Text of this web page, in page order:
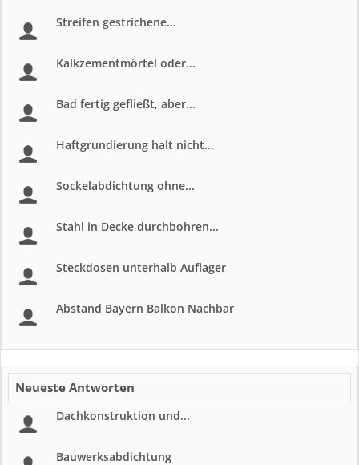
Streifen gestrichene...
Kalkzementmörtel oder...
Bad fertig gefließt, aber...
Haftgrundierung halt nicht...
Sockelabdichtung ohne...
Stahl in Decke durchbohren...
Steckdosen unterhalb Auflager
Abstand Bayern Balkon Nachbar
Neueste Antworten
Dachkonstruktion und...
Bauwerksabdichtung